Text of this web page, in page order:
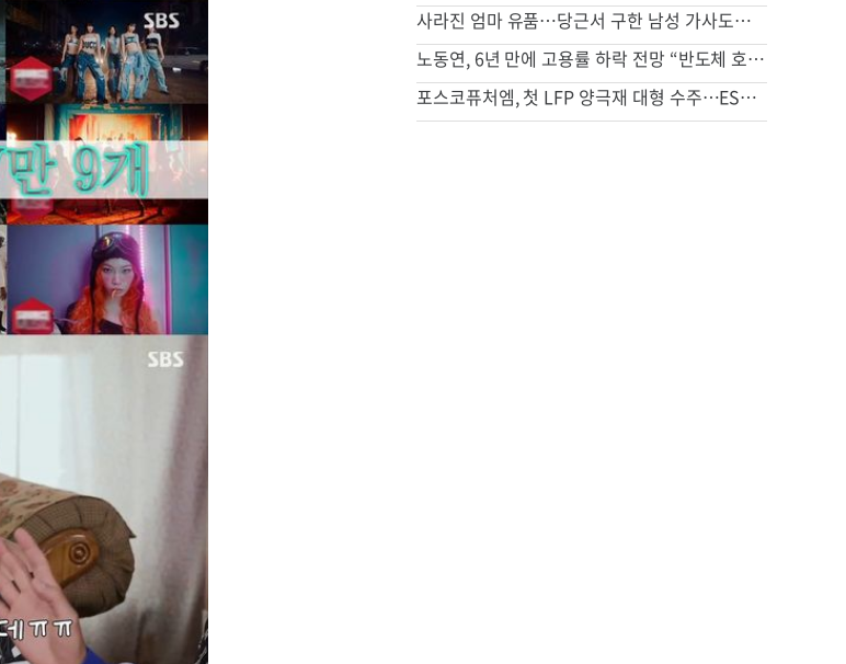
사라진 엄마 유품…당근서 구한 남성 가사도우미가 범인이었다
노동연, 6년 만에 고용률 하락 전망 “반도체 호황, 고용 파급 적어”
포스코퓨처엠, 첫 LFP 양극재 대형 수주…ESS 공략 본격화